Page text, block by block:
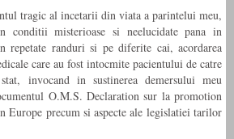
tragic al incetarii din viata a parintelui meu,
conditii misterioase si neelucidate pana in
repetate randuri si pe diferite cai, acordarea
care au fost intocmite pacientului de catre
invocand in sustinerea demersului meu
O.M.S. Declaration sur la promotion
Europe precum si aspecte ale legislatiei tarilor